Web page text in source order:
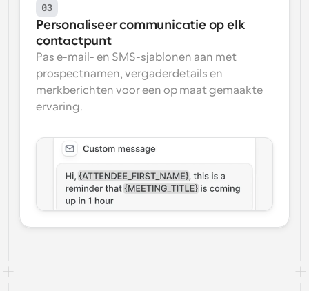
03
Personaliseer communicatie op elk
contactpunt
Pas e-mail- en SMS-sjablonen aan met
prospectnamen, vergaderdetails en
merkberichten voor een op maat gemaakte
ervaring.